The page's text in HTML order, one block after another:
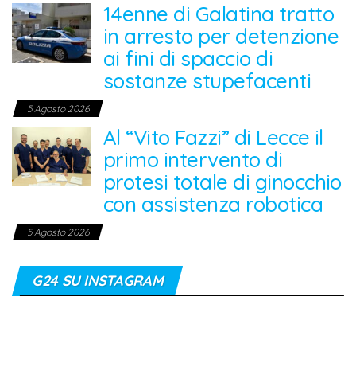
14enne di Galatina tratto
in arresto per detenzione
ai fini di spaccio di
sostanze stupefacenti
5 Agosto 2026
Al “Vito Fazzi” di Lecce il
primo intervento di
protesi totale di ginocchio
con assistenza robotica
5 Agosto 2026
G24 SU INSTAGRAM